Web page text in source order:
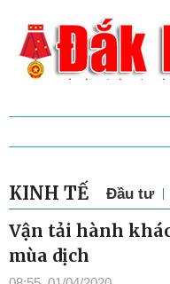
KINH TẾ Đầu tư
Vận tải hành
mùa dịch